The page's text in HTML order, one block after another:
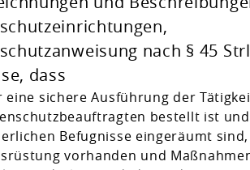
nach § 45
dass
eine sichere Ausführung der
bestellt ist
Befugnisse eingeräumt sind,
vorhanden und